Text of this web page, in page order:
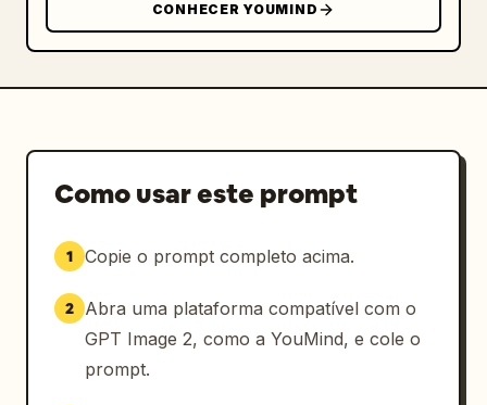
CONHECER YOUMIND
Como usar este prompt
1 Copie o prompt completo acima.
2
Abra uma plataforma compatível com o
GPT Image 2, como a YouMind, e cole o
prompt.